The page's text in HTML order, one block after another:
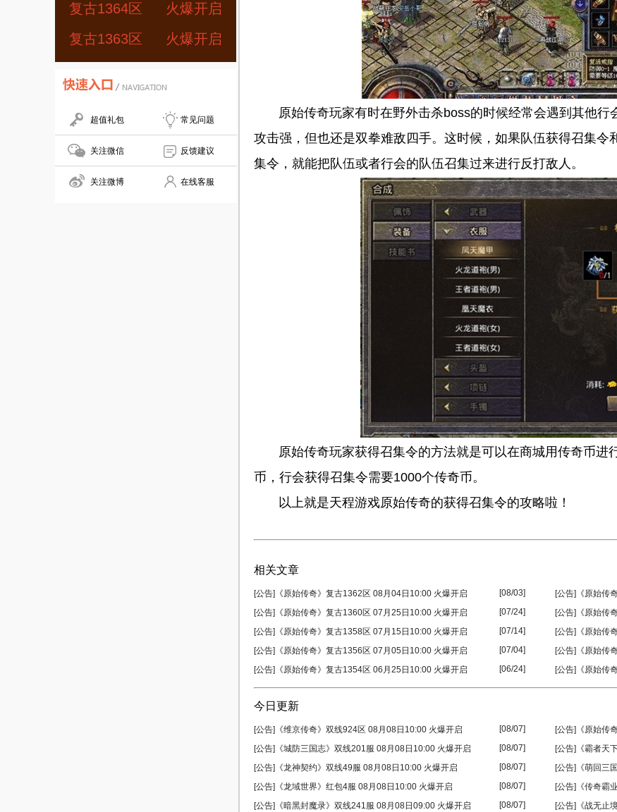
复古1364区
火爆开启
复古1363区
火爆开启
超值礼包 常见问题
关注微信 反馈建议
关注微博 在线客服
原始传奇玩家有时在野外击杀boss的时候经常会遇到其他行
攻击强，但也还是双拳难敌四手。这时候，如果队伍获得召集令
集令，就能把队伍或者行会的队伍召集过来进行反打敌人。
原始传奇玩家获得召集令的方法就是可以在商城用传奇币进
币，行会获得召集令需要1000个传奇币。
以上就是天程游戏原始传奇的获得召集令的攻略啦！
相关文章
[公告]《原始传奇》复古1362区 08月04日10:00 火爆开启 [08/03] [公告]《原始传
[公告]《原始传奇》复古1360区 07月25日10:00 火爆开启
[07/24] [公告]《原始传
[公告]《原始传奇》复古1358区 07月15日10:00 火爆开启
[07/14] [公告]《原始传
[公告]《原始传奇》复古1356区 07月05日10:00 火爆开启
[07/04] [公告]《原始传
[公告]《原始传奇》复古1354区 06月25日10:00 火爆开启
[06/24] [公告]《原始传
今日更新
[公告]《维京传奇》双线924区 08月08日10:00 火爆开启 [08/07] [公告]《原始传
[公告]《城防三国志》双线201服 08月08日10:00 火爆开启
[08/07] [公告]《霸者天
[公告]《龙神契约》双线49服 08月08日10:00 火爆开启
[08/07] [公告]《萌回三
[公告]《龙域世界》红包4服 08月08日10:00 火爆开启
[08/07] [公告]《传奇霸
[公告]《暗黑封魔录》双线241服 08月08日09:00 火爆开启
[08/07] [公告]《战无止